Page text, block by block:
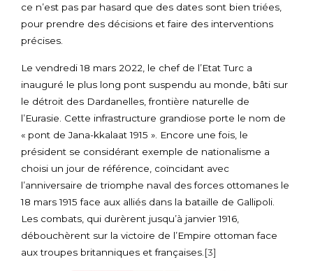
ce n’est pas par hasard que des dates sont bien triées,
pour prendre des décisions et faire des interventions
précises.
Le vendredi 18 mars 2022, le chef de l’Etat Turc a
inauguré le plus long pont suspendu au monde, bâti sur
le détroit des Dardanelles, frontière naturelle de
l’Eurasie. Cette infrastructure grandiose porte le nom de
« pont de Jana-kkalaat 1915 ». Encore une fois, le
président se considérant exemple de nationalisme a
choisi un jour de référence, coïncidant avec
l’anniversaire de triomphe naval des forces ottomanes le
18 mars 1915 face aux alliés dans la bataille de Gallipoli.
Les combats, qui durèrent jusqu’à janvier 1916,
débouchèrent sur la victoire de l’Empire ottoman face
aux troupes britanniques et françaises. [3]